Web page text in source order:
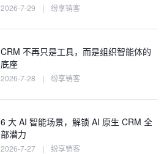
2026-7-29 | 纷享销客
CRM 不再只是工具，而是组织智能体的
底座
2026-7-28 | 纷享销客
6 大 AI 智能场景，解锁 AI 原生 CRM 全
部潜力
2026-7-27 | 纷享销客